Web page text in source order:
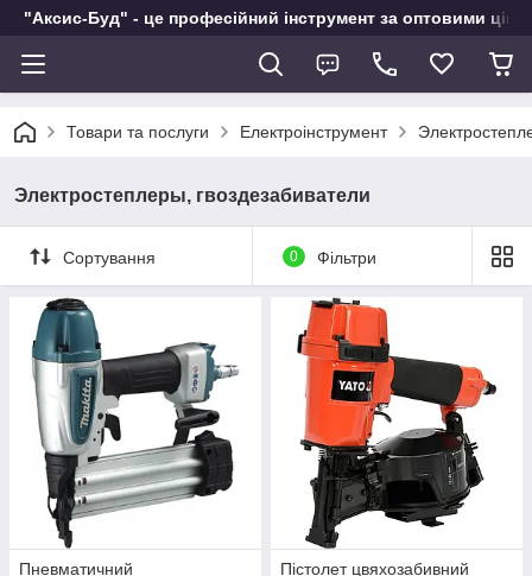
"Аксис-Буд" - це професійний інструмент за оптовими
Товари та послуги Електроінструмент
Электростеплеры, гвоздезабиватели
Сортування 0 Фільтри
Пневматичний
Пістолет цвяхозабивний